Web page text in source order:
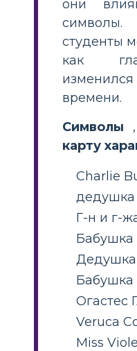
они
студенты
как
времени.
Символы ,
карту
Charlie
Г-н и г-
Огастес
Veruca
Miss